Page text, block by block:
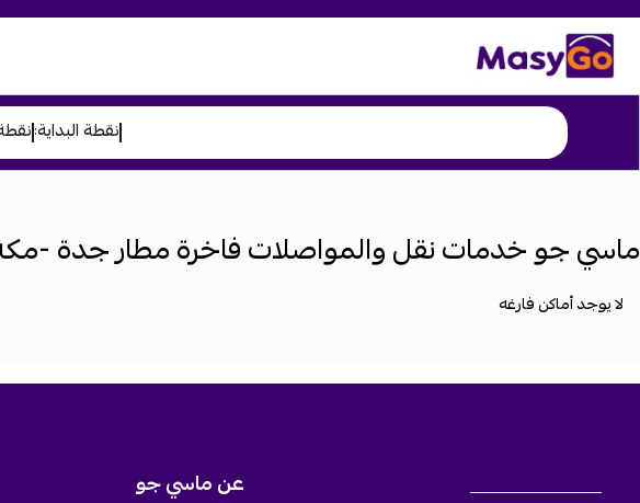
نقطة البداية:
ماسي جو خدمات نقل والمواصلات فاخرة مطار جدة -مكة
لا يوجد أماكن فارغه
عن ماسي جو